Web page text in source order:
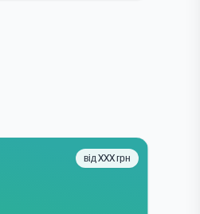
від XXX грн